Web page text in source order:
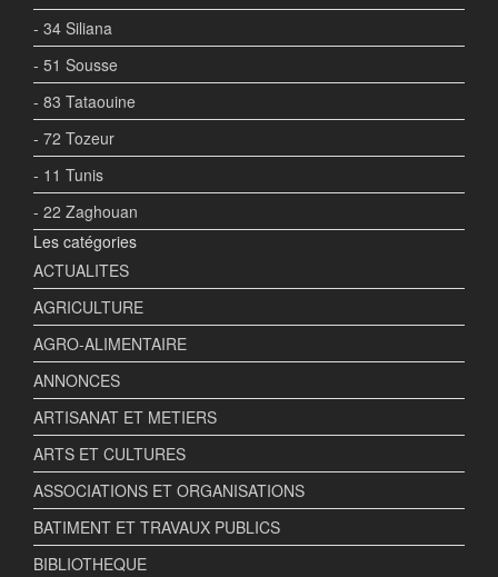
- 34 Siliana
- 51 Sousse
- 83 Tataouine
- 72 Tozeur
- 11 Tunis
- 22 Zaghouan
Les catégories
ACTUALITES
AGRICULTURE
AGRO-ALIMENTAIRE
ANNONCES
ARTISANAT ET METIERS
ARTS ET CULTURES
ASSOCIATIONS ET ORGANISATIONS
BATIMENT ET TRAVAUX PUBLICS
BIBLIOTHEQUE